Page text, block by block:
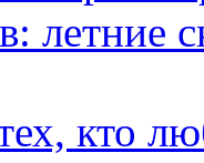
летние
кто